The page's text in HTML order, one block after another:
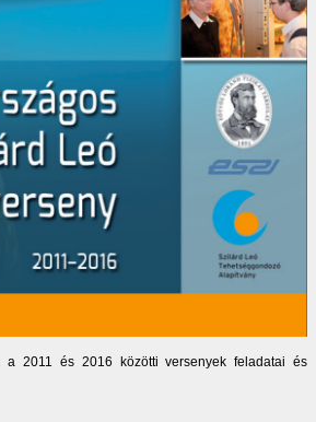
a 2011 és 2016 közötti versenyek feladatai és